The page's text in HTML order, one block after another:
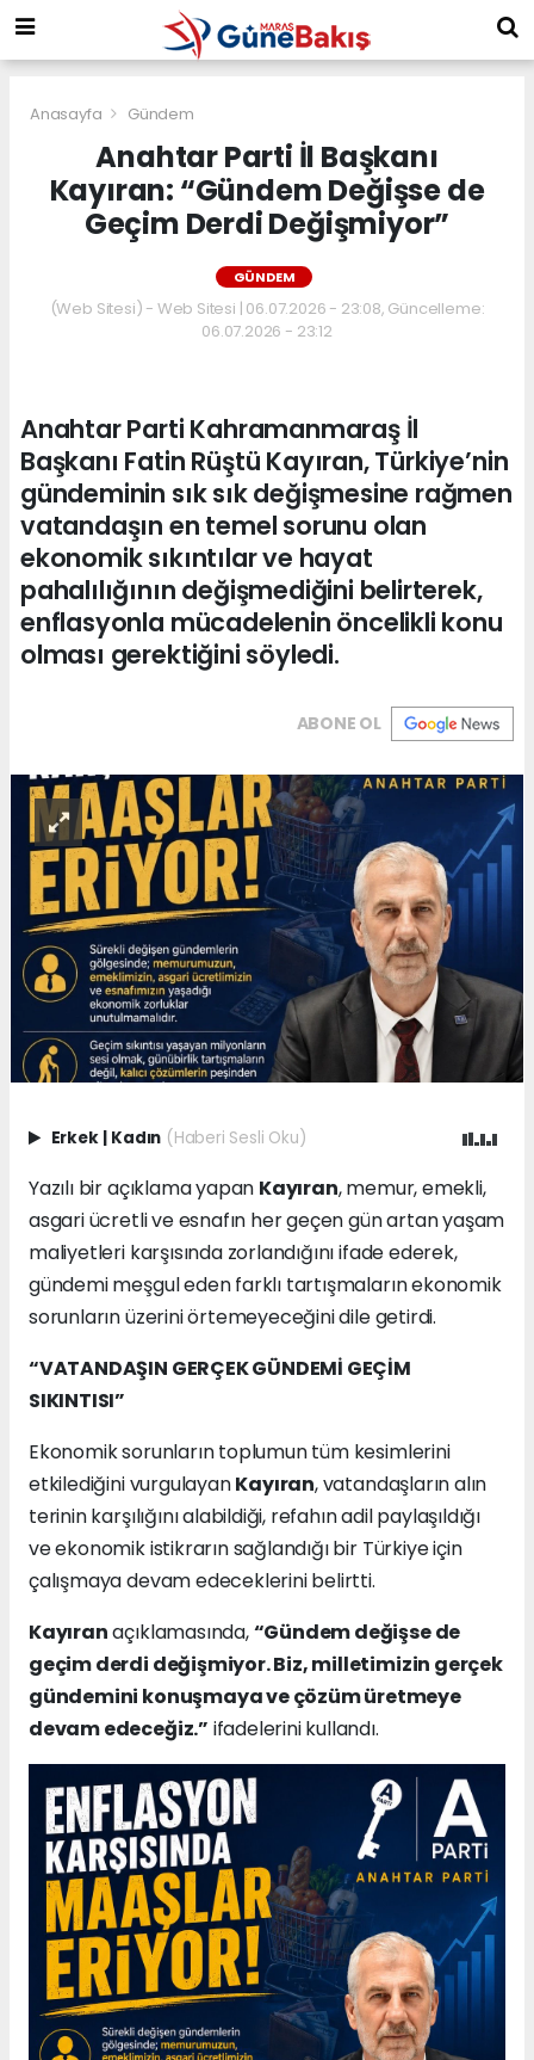
Anasayfa Gündem
Anahtar Parti İl Başkanı
Kayıran: “Gündem Değişse de
Geçim Derdi Değişmiyor”
GÜNDEM
(Web Sitesi) - Web Sitesi | 06.07.2026 - 23:08, Güncelleme:
06.07.2026 - 23:12
Anahtar Parti Kahramanmaraş İl
Başkanı Fatin Rüştü Kayıran, Türkiye’nin
gündeminin sık sık değişmesine rağmen
vatandaşın en temel sorunu olan
ekonomik sıkıntılar ve hayat
pahalılığının değişmediğini belirterek,
enflasyonla mücadelenin öncelikli konu
olması gerektiğini söyledi.
ABONE OL
Erkek | Kadın (Haberi Sesli Oku)
Yazılı bir açıklama yapan Kayıran, memur, emekli,
asgari ücretli ve esnafın her geçen gün artan yaşam
maliyetleri karşısında zorlandığını ifade ederek,
gündemi meşgul eden farklı tartışmaların ekonomik
sorunların üzerini örtemeyeceğini dile getirdi.
“VATANDAŞIN GERÇEK GÜNDEMİ GEÇİM
SIKINTISI”
Ekonomik sorunların toplumun tüm kesimlerini
etkilediğini vurgulayanKayıran, vatandaşların alın
terinin karşılığını alabildiği, refahın adil paylaşıldığı
ve ekonomik istikrarın sağlandığı bir Türkiye için
çalışmaya devam edeceklerini belirtti.
Kayıranaçıklamasında,“Gündem değişse de
geçim derdi değişmiyor. Biz, milletimizin gerçek
gündemini konuşmaya ve çözüm üretmeye
devam edeceğiz.” ifadelerini kullandı.